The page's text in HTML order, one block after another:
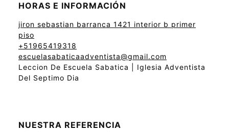
HORAS E INFORMACIÓN
jiron sebastian barranca 1421 interior b primer
piso
+51965419318
escuelasabaticaadventista@gmail.com
Leccion De Escuela Sabatica | Iglesia Adventista
Del Septimo Dia
NUESTRA REFERENCIA